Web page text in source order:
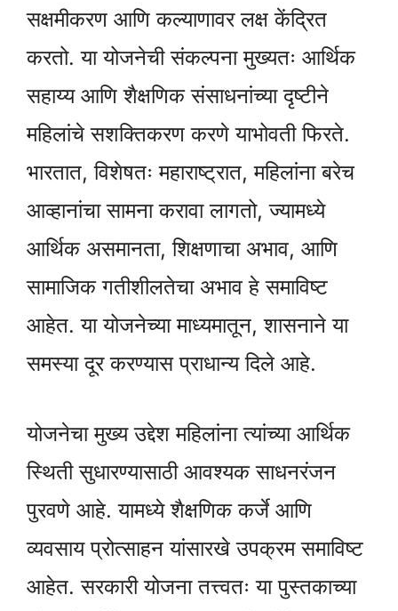
सक्षमीकरण आणि कल्याणावर लक्ष केंद्रित
करतो. या योजनेची संकल्पना मुख्यतः आर्थिक
सहाय्य आणि शैक्षणिक संसाधनांच्या दृष्टीने
महिलांचे सशक्तिकरण करणे याभोवती फिरते.
भारतात, विशेषतः महाराष्ट्रात, महिलांना बरेच
आव्हानांचा सामना करावा लागतो, ज्यामध्ये
आर्थिक असमानता, शिक्षणाचा अभाव, आणि
सामाजिक गतीशीलतेचा अभाव हे समाविष्ट
आहेत. या योजनेच्या माध्यमातून, शासनाने या
समस्या दूर करण्यास प्राधान्य दिले आहे.
योजनेचा मुख्य उद्देश महिलांना त्यांच्या आर्थिक
स्थिती सुधारण्यासाठी आवश्यक साधनरंजन
पुरवणे आहे. यामध्ये शैक्षणिक कर्जे आणि
व्यवसाय प्रोत्साहन यांसारखे उपक्रम समाविष्ट
आहेत. सरकारी योजना तत्त्वतः या पुस्तकाच्या